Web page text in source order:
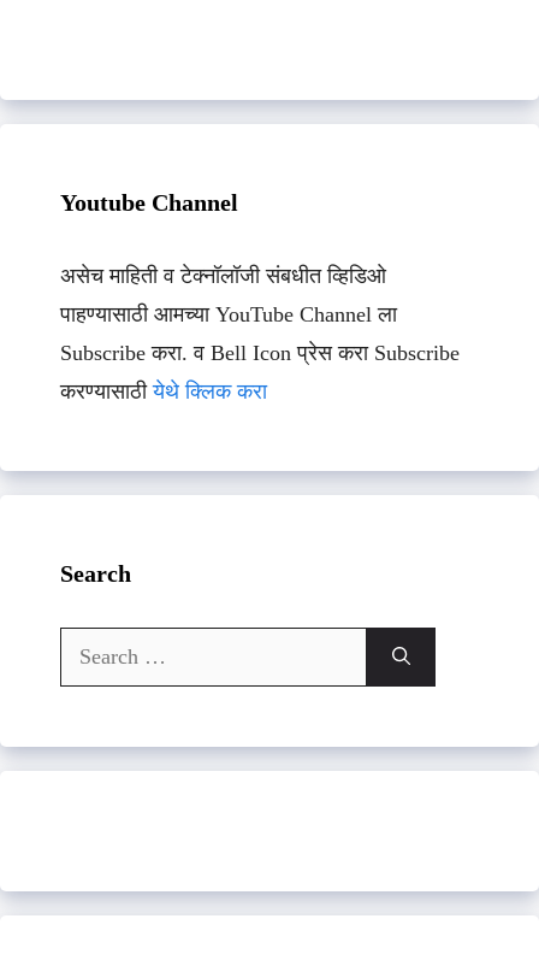
Youtube Channel
असेच माहिती व टेक्नॉलॉजी संबधीत व्हिडिओ
पाहण्यासाठी आमच्या YouTube Channel ला
Subscribe करा. व Bell Icon प्रेस करा Subscribe
करण्यासाठीयेथे क्लिक करा
Search
Search
for: